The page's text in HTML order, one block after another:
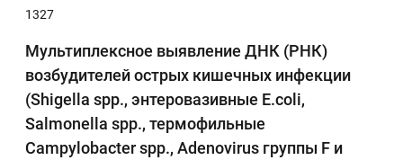
1327
Мультиплексное выявление ДНК (РНК)
возбудителей острых кишечных инфекции
(Shigella spp., энтеровазивные Е.coli,
Salmonella spp., термофильные
Campylobacter spp., Adenovirus группы F и